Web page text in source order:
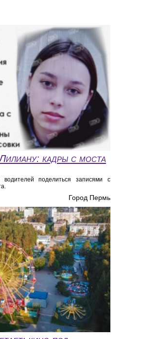
кадры с моста
водителей поделиться записями с
Город Пермь